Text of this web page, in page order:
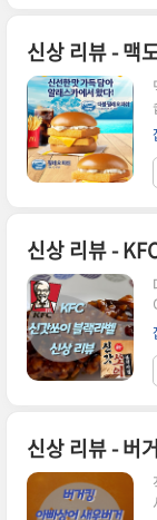
신상 리뷰 -